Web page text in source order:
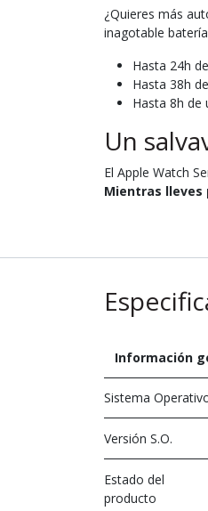
¿Quieres más
inagotable
Hasta 24h
Hasta 38h
Hasta 8h de
Un
El Apple Watch
Mientras
Información
Sistema
Versión S.O.
Estado del
producto